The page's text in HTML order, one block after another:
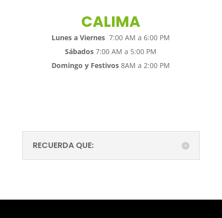
CALIMA
Lunes a Viernes7:00 AM a 6:00 PM
Sábados7:00 AM a 5:00 PM
Domingo y Festivos8AM a 2:00 PM
RECUERDA QUE: